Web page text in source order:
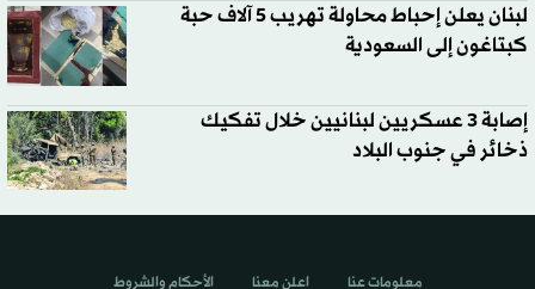
لبنان يعلن إحباط محاولة تهريب 5 آلاف حبة
كبتاغون إلى السعودية
إصابة 3 عسكريين لبنانيين خلال تفكيك
ذخائر في جنوب البلاد
معلومات عنا اعلن معنا الأحكام والشروط